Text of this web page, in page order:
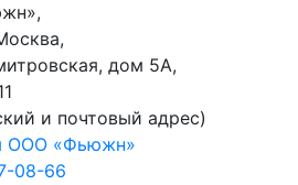
дом 5А,
и почтовый адрес)
ООО «Фьюжн»
08-66